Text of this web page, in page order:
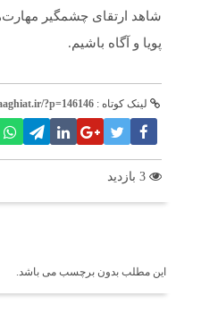
شاهد ارتقای چشمگیر
پویا و آگاه باشیم.
لینک کوتاه : ?p=146146
این مطلب بدون برچسب می باشد.